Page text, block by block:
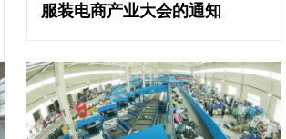
服装电商产业大会的通知